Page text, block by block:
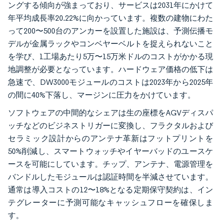
ングする傾向が強まっており、サービスは2031年にかけて
年平均成長率20.22%に向かっています。複数の建物にわた
って200〜500台のアンカーを設置した施設は、予測伝播モ
デルが金属ラックやコンベヤーベルトを捉えられないこと
を学び、1工場あたり5万〜15万米ドルのコストがかかる現
地調整が必要となっています。ハードウェア価格の低下は
急速で、DW3000モジュールのコストは2023年から2025年
の間に40%下落し、マージンに圧力をかけています。
ソフトウェアの中間的なシェアは生の座標をAGVディスパ
ッチなどのビジネストリガーに変換し、フラクタルおよび
セラミック設計からのアンテナ革新はフットプリントを
50%削減し、スマートウォッチやイヤーバッドのユースケ
ースを可能にしています。チップ、アンテナ、電源管理を
バンドルしたモジュールは認証時間を半減させています。
通常は導入コストの12〜18%となる定期保守契約は、イン
テグレーターに予測可能なキャッシュフローを確保しま
す。